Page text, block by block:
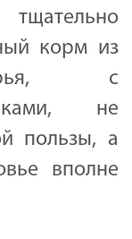
корм из
с
не
пользы, а
вполне